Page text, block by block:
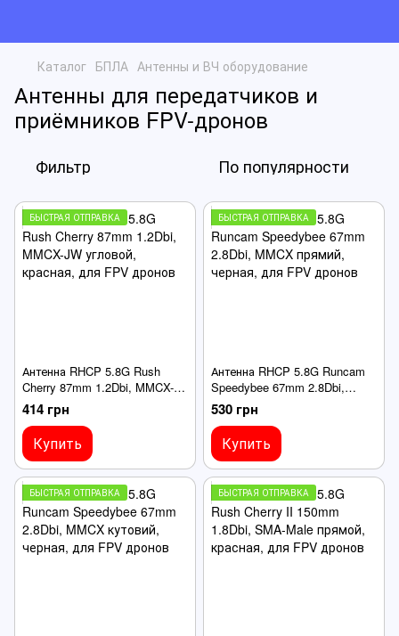
Каталог БПЛА Антенны и ВЧ оборудование
Антенны для передатчиков и
приёмников FPV-дронов
Фильтр По популярности
БЫСТРАЯ ОТПРАВКА
Антенна RHCP 5.8G Rush
Cherry 87mm 1.2Dbi, MMCX-
JW угловой, красная, для
FPV дронов
414 грн
Купить
БЫСТРАЯ ОТПРАВКА
Антенна RHCP 5.8G Runcam
Speedybee 67mm 2.8Dbi,
MMCX прямий, черная, для
FPV дронов
530 грн
Купить
БЫСТРАЯ ОТПРАВКА БЫСТРАЯ ОТПРАВКА